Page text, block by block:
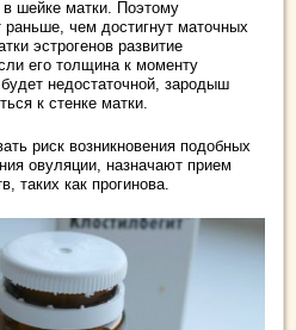
шейке матки. Поэтому
раньше, чем достигнут маточных
эстрогенов развитие
его толщина к моменту
недостаточной, зародыш
к стенке матки.
риск возникновения подобных
овуляции, назначают прием
таких как прогинова.